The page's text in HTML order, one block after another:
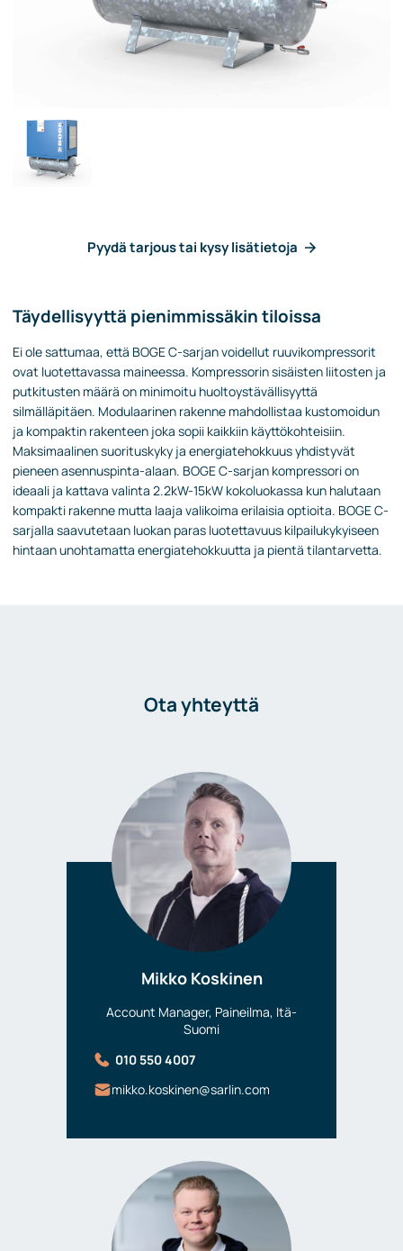
Pyydä tarjous tai kysy lisätietoja
Täydellisyyttä pienimmissäkin tiloissa
Ei ole sattumaa, että BOGE C-sarjan voidellut ruuvikompressorit
ovat luotettavassa maineessa. Kompressorin sisäisten liitosten ja
putkitusten määrä on minimoitu huoltoystävällisyyttä
silmälläpitäen. Modulaarinen rakenne mahdollistaa kustomoidun
ja kompaktin rakenteen joka sopii kaikkiin käyttökohteisiin.
Maksimaalinen suorituskyky ja energiatehokkuus yhdistyvät
pieneen asennuspinta-alaan. BOGE C-sarjan kompressori on
ideaali ja kattava valinta 2.2kW-15kW kokoluokassa kun halutaan
kompakti rakenne mutta laaja valikoima erilaisia optioita. BOGE C-
sarjalla saavutetaan luokan paras luotettavuus kilpailukykyiseen
hintaan unohtamatta energiatehokkuutta ja pientä tilantarvetta.
Ota yhteyttä
Mikko Koskinen
Account Manager, Paineilma, Itä-
Suomi
010 550 4007
mikko.koskinen@sarlin.com